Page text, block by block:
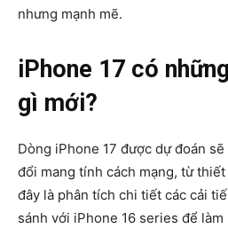
nhưng mạnh mẽ.
iPhone 17 có
gì mới?
Dòng iPhone 17 được dự đoán
đổi mang tính cách mạng, từ
đây là phân tích chi tiết các cải
sánh với iPhone 16 series để